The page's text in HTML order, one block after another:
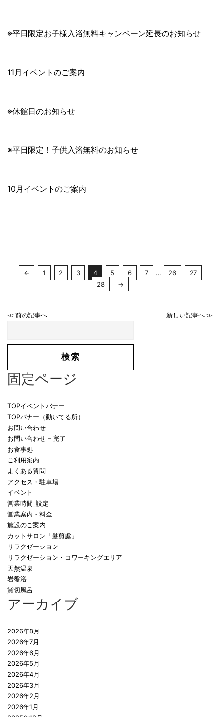
※平日限定お子様入浴無料キャンペーン延長のお知らせ
11月イベントのご案内
※休館日のお知らせ
※平日限定！子供入浴無料のお知らせ
10月イベントのご案内
← 1 2 3 4 5 6 7 … 26
27
28
→
≪ 前の記事へ 新しい記事へ ≫
固定ページ
TOPイベントバナー
TOPバナー（動いてる所）
お問い合わせ
お問い合わせ – 完了
お食事処
ご利用案内
よくある質問
アクセス・駐車場
イベント
営業時間_設定
営業案内・料金
施設のご案内
カットサロン「髮剪處」
リラクゼーション
リラクゼーション・コワーキングエリア
天然温泉
岩盤浴
貸切風呂
アーカイブ
2026年8月
2026年7月
2026年6月
2026年5月
2026年4月
2026年3月
2026年2月
2026年1月